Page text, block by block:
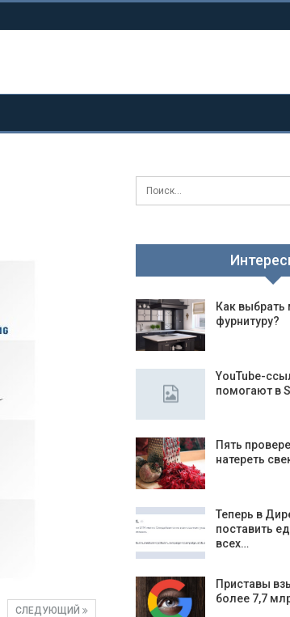
СЛЕДУЮЩИЙ
Как
фурнитуру?
YouTube-
помогают в
Пять
натереть
Теперь в
поставить
всех…
Приставы
более 7,7